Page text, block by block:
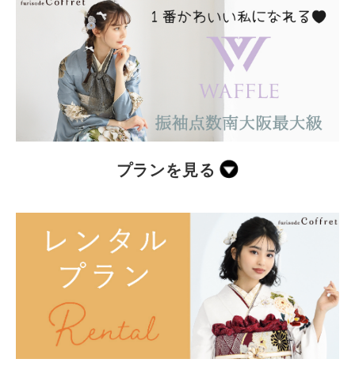
プランを見る